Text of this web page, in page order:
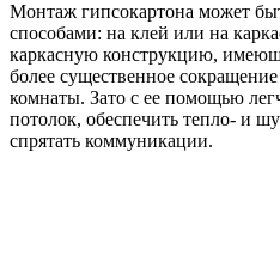
Монтаж гипсокартона может
способами: на клей или на
каркасную конструкцию,
более существенное
комнаты. Зато с ее помощью
потолок, обеспечить тепло- и
спрятать коммуникации.